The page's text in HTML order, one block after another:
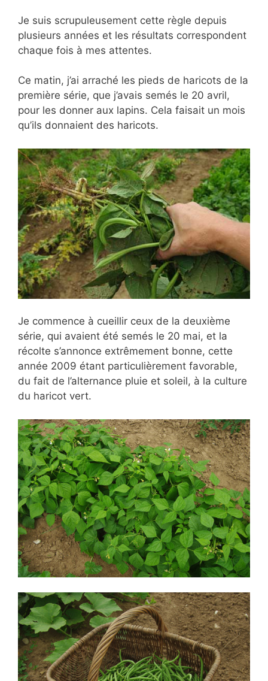
Je suis scrupuleusement cette règle depuis
plusieurs années et les résultats correspondent
chaque fois à mes attentes.
Ce matin, j’ai arraché les pieds de haricots de la
première série, que j’avais semés le 20 avril,
pour les donner aux lapins. Cela faisait un mois
qu’ils donnaient des haricots.
Je commence à cueillir ceux de la deuxième
série, qui avaient été semés le 20 mai, et la
récolte s’annonce extrêmement bonne, cette
année 2009 étant particulièrement favorable,
du fait de l’alternance pluie et soleil, à la culture
du haricot vert.